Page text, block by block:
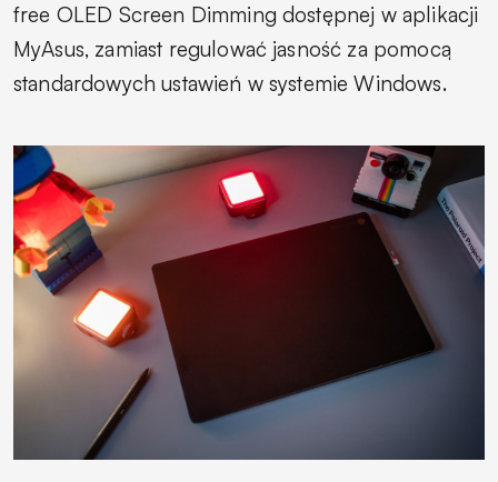
free OLED Screen Dimming dostępnej w aplikacji
MyAsus, zamiast regulować jasność za pomocą
standardowych ustawień w systemie Windows.